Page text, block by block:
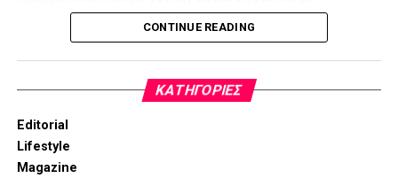
τεχνολογίες όπωςραδιοσυχνότητες και υπερηχητικές
, ώστε να διασφαλίζεται ηλειτουργικότητα
επιτυγχάνεταιάριστο αισθητικό αποτέλεσμα. Επίσης, η
διασφάλιση της ομιλίαςτου ασθενούς επιτυγχάνεται με
νευροδιεγέρτη, ενώη δεύτερη
επιβεβαίωση της ακεραιότητας φωνητικών χορδών
επιτυγχάνεται με βιντεοσκοπικό monitoring κατά την
αποσωλήνωση και αφύπνιση του ασθενούς.
CONTINUE READING
KΑΤΗΓΟΡΊΕΣ
Editorial
Lifestyle
Magazine